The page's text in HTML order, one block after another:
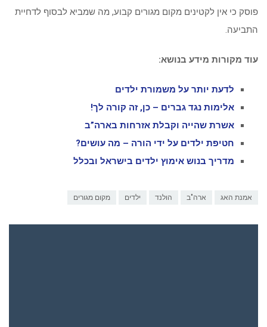
פוסק כי אין לקטינים מקום מגורים קבוע, מה שמביא לבסוף לדחיית
התביעה.
עוד מקורות מידע בנושא:
לדעת יותר על משמורת ילדים
אלימות נגד גברים – כן, זה קורה לך!
אשרת שהייה וקבלת אזרחות בארה”ב
חטיפת ילדים על ידי הורה – מה עושים?
מדריך בנוש אימוץ ילדים בישראל ובכלל
אמנת האג ארה"ב הולנד ילדים מקום מגורים